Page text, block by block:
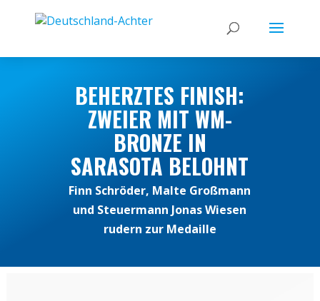
BEHERZTES FINISH:
ZWEIER MIT WM-
BRONZE IN
SARASOTA BELOHNT
Finn Schröder, Malte Großmann
und Steuermann Jonas Wiesen
rudern zur Medaille